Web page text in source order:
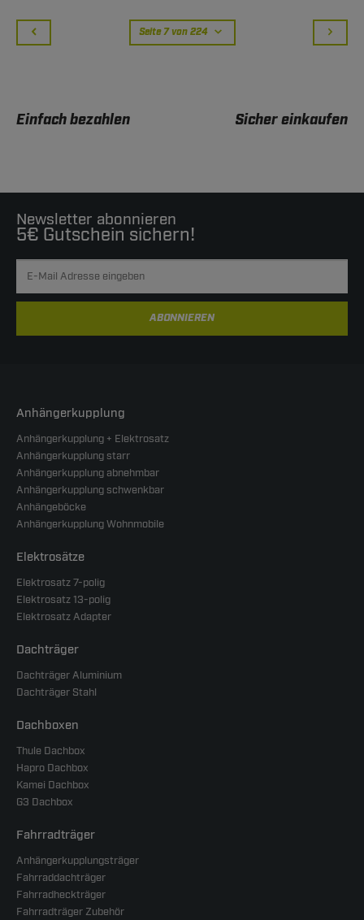
Seite 7 von 224
Einfach bezahlen Sicher einkaufen
Newsletter abonnieren
5€ Gutschein sichern!
ABONNIEREN
Anhängerkupplung
Anhängerkupplung + Elektrosatz
Anhängerkupplung starr
Anhängerkupplung abnehmbar
Anhängerkupplung schwenkbar
Anhängeböcke
Anhängerkupplung Wohnmobile
Elektrosätze
Elektrosatz 7-polig
Elektrosatz 13-polig
Elektrosatz Adapter
Dachträger
Dachträger Aluminium
Dachträger Stahl
Dachboxen
Thule Dachbox
Hapro Dachbox
Kamei Dachbox
G3 Dachbox
Fahrradträger
Anhängerkupplungsträger
Fahrraddachträger
Fahrradheckträger
Fahrradträger Zubehör